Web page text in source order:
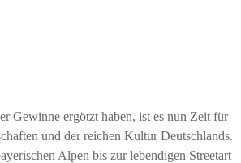
Gewinne ergötzt haben, ist es nun Zeit für
und der reichen Kultur Deutschlands.
Alpen bis zur lebendigen Streetart